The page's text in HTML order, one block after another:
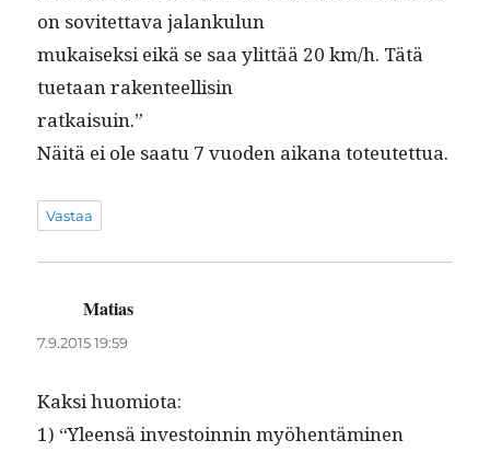
on sovitet­ta­va jalankulun
mukaisek­si eikä se saa ylit­tää 20 km/h. Tätä
tue­taan rakenteellisin
ratkaisuin.”
Näitä ei ole saatu 7 vuo­den aikana toteutettua.
Vastaa
Matias
7.9.2015 19:59
Kak­si huomiota:
1) “Yleen­sä investoin­nin myöhen­tämi­nen